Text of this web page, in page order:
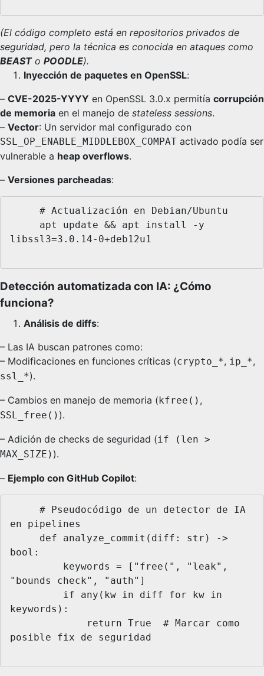
(El código completo está en repositorios privados de
seguridad, pero la técnica es conocida en ataques como
BEASTo POODLE).
Inyección de paquetes en OpenSSL:
– CVE-2025-YYYY en OpenSSL 3.0.x permitía corrupción
de memoria en el manejo de stateless sessions.
– Vector: Un servidor mal configurado con
SSL_OP_ENABLE_MIDDLEBOX_COMPAT activado podía ser
vulnerable a heap overflows.
– Versiones parcheadas:
libssl3=3.0.14-0+deb12u1
Detección automatizada con IA: ¿Cómo
funciona?
Análisis de diffs:
– Las IA buscan patrones como:
– Modificaciones en funciones críticas (crypto_*, ip_*,
ssl_*).
– Cambios en manejo de memoria ( kfree() ,
SSL_free() ).
– Adición de checks de seguridad (if (len >
MAX_SIZE) ).
– Ejemplo con GitHub Copilot:
en pipelines
bool:
"bounds check", "auth"]
keywords):
posible fix de seguridad